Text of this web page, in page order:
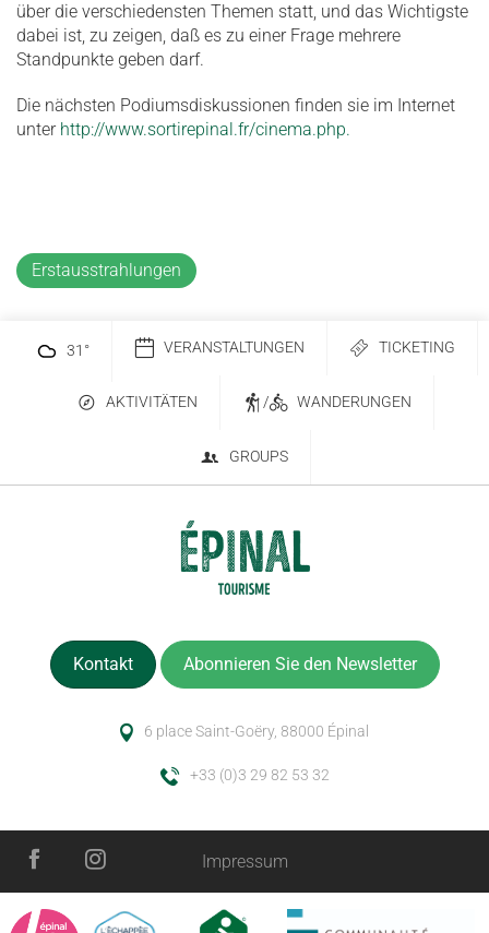
über die verschiedensten Themen statt, und das Wichtigste
dabei ist, zu zeigen, daß es zu einer Frage mehrere
Standpunkte geben darf.
Die nächsten Podiumsdiskussionen finden sie im Internet
unter http://www.sortirepinal.fr/cinema.php.
Erstausstrahlungen
31 ° VERANSTALTUNGEN TICKETING
AKTIVITÄTEN / WANDERUNGEN
GROUPS
Kontakt Abonnieren Sie den Newsletter
6 place Saint-Goëry, 88000 Épinal
+33 (0)3 29 82 53 32
Impressum